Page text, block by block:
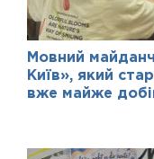
Мовний
Київ», який
вже майже